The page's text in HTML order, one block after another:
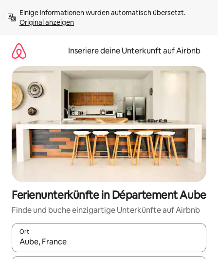
Inhalten
springenOriginal anzeigen
Inseriere deine Unterkunft auf Airbnb
Ferienunterkünfte in Département Aube
Finde und buche einzigartige Unterkünfte auf Airbnb
Ort
Wenn Ergebnisse verfügbar sind, navigiere mit den